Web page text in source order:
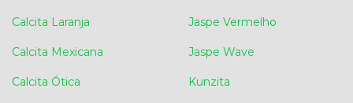
Calcita Laranja
Calcita Mexicana
Calcita Ótica
Jaspe Vermelho
Jaspe Wave
Kunzita